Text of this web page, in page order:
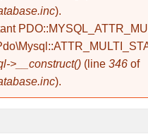
).
>__construct() (line 346 of
).